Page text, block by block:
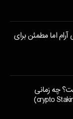
آرام اما مطمئن برای
چه زمانی